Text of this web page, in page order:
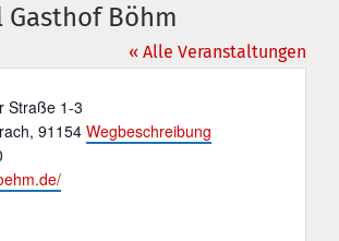
Böhm
« Alle Veranstaltungen
Straße 1-3
, 91154 Wegbeschreibung